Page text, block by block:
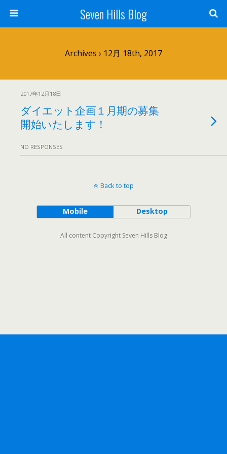
Seven Hills Blog
Archives › 12月 18th, 2017
2017年12月18日
ダイエット企画１月期の募集
開始いたします！
NO RESPONSES
Back to top
Mobile Desktop
All content Copyright Seven Hills Blog